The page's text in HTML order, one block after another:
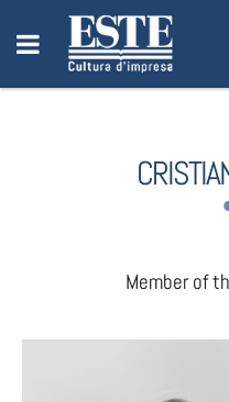
Member of